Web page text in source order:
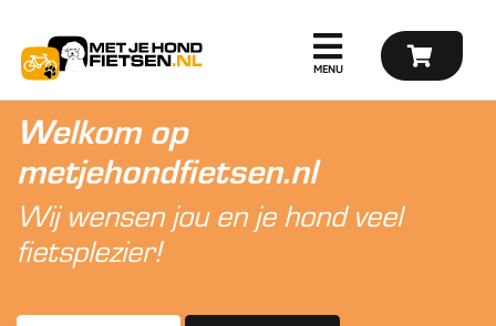
Welkom op
metjehondfietsen.nl
Wij wensen jou en je hond veel
fietsplezier!